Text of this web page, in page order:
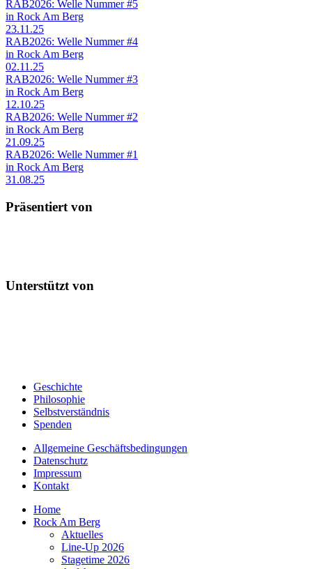
RAB2026: Welle Nummer #5
in Rock Am Berg
23.11.25
RAB2026: Welle Nummer #4
in Rock Am Berg
02.11.25
RAB2026: Welle Nummer #3
in Rock Am Berg
12.10.25
RAB2026: Welle Nummer #2
in Rock Am Berg
21.09.25
RAB2026: Welle Nummer #1
in Rock Am Berg
31.08.25
Präsentiert von
Unterstützt von
Geschichte
Philosophie
Selbstverständnis
Spenden
Allgemeine Geschäftsbedingungen
Datenschutz
Impressum
Kontakt
Home
Rock Am Berg
Aktuelles
Line-Up 2026
Stagetime 2026